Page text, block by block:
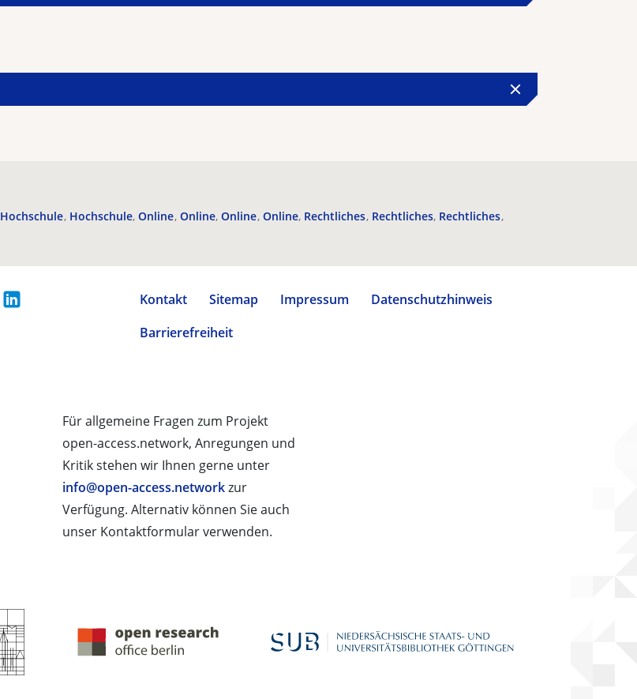
Hochschule Hochschule Online Online Online Online Rechtliches Rechtliches Rechtliches
Kontakt Sitemap Impressum
Datenschutzhinweis
Barrierefreiheit
Für allgemeine Fragen zum Projekt
open-access.network, Anregungen und
Kritik stehen wir Ihnen gerne unter
info@open-access.networkzur
Verfügung. Alternativ können Sie auch
unser Kontaktformular verwenden.